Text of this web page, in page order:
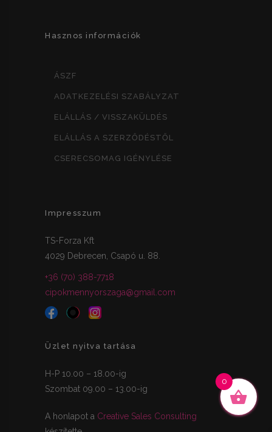
Hasznos információk
ÁSZF
ADATKEZELÉSI SZABÁLYZAT
ELÁLLÁS / VISSZAKÜLDÉS
ELÁLLÁS A SZERZŐDÉSTŐL
CSERECSOMAG IGÉNYLÉSE
Impresszum
TS-Forza Kft
4029 Debrecen, Csapó u. 88.
+36 (70) 388-7718
cipokmennyorszaga@gmail.com
Üzlet nyitva tartása
H-P 10.00 – 18.00-ig
Szombat 09.00 – 13.00-ig
A honlapot a Creative Sales Consulting
0